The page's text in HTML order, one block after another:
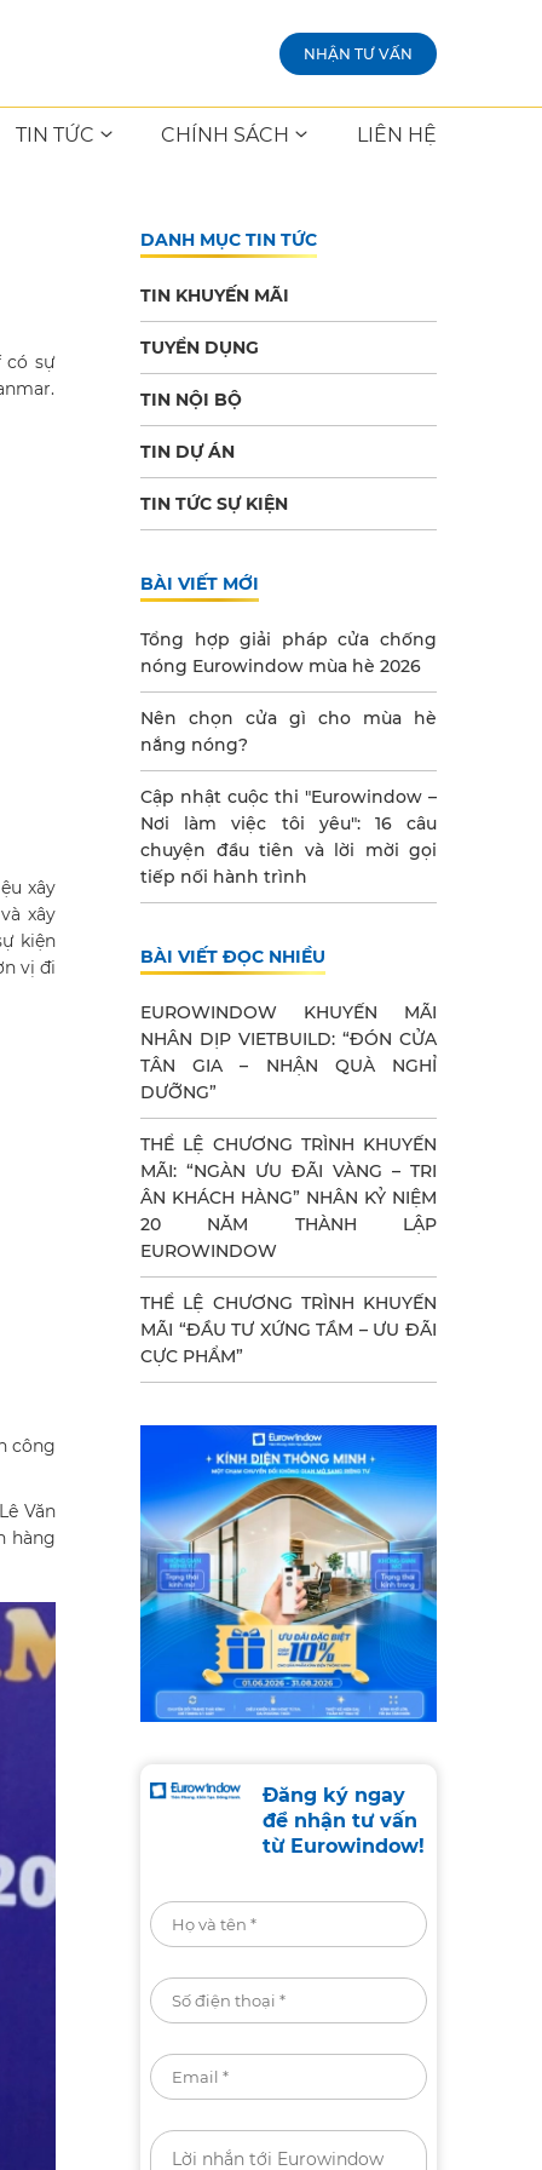
NHẬN TƯ VẤN
TIN TỨC CHÍNH SÁCH LIÊN HỆ
có sự
xây
xây
kiện
vị đi
công
Văn
hàng
DANH MỤC TIN TỨC
TIN KHUYẾN MÃI
TUYỂN DỤNG
TIN NỘI BỘ
TIN DỰ ÁN
TIN TỨC SỰ KIỆN
BÀI VIẾT MỚI
Tổng hợp giải pháp cửa chống
nóng Eurowindow mùa hè 2026
Nên chọn cửa gì cho mùa hè
nắng nóng?
Cập nhật cuộc thi "Eurowindow –
Nơi làm việc tôi yêu": 16 câu
chuyện đầu tiên và lời mời gọi
tiếp nối hành trình
BÀI VIẾT ĐỌC NHIỀU
EUROWINDOW KHUYẾN MÃI
NHÂN DỊP VIETBUILD: “ĐÓN CỬA
TÂN GIA – NHẬN QUÀ NGHỈ
DƯỠNG”
THỂ LỆ CHƯƠNG TRÌNH KHUYẾN
MÃI: “NGÀN ƯU ĐÃI VÀNG – TRI
ÂN KHÁCH HÀNG” NHÂN KỶ NIỆM
20 NĂM THÀNH LẬP
EUROWINDOW
THỂ LỆ CHƯƠNG TRÌNH KHUYẾN
MÃI “ĐẦU TƯ XỨNG TẦM – ƯU ĐÃI
CỰC PHẨM”
Đăng ký ngay
để nhận tư vấn
từ Eurowindow!